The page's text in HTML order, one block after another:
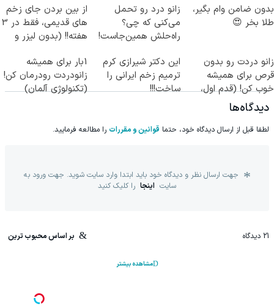
بدون ضامن وام بگیر،
طلا بخر 😍
زانو درد رو تحمل
می‌کنی که چی؟
راه‌حلش همین‌جاست!
از بین بردن جای زخم
های قدیمی، فقط در 3
هفته!! (بدون لیزر و
زانو دردت رو بدون
قرص برای همیشه
خوب کن! (قدم اول،
پرسش‌نامه)
این دکتر شیرازی کرم
ترمیم زخم ایرانی را
ساخت!!!
1بار برای همیشه
زانودردت رودرمان کن!
(تکنولوژی آلمان)
دیدگاه‌ها
لطفا قبل از ارسال دیدگاه خود، حتما قوانین و مقررات را مطالعه فرمایید.
جهت ارسال نظر و دیدگاه خود باید ابتدا وارد سایت شوید. جهت ورود به
سایت اینجا را کلیک کنید
21 دیدگاه بر اساس محبوب ترین
مشاهده بیشتر